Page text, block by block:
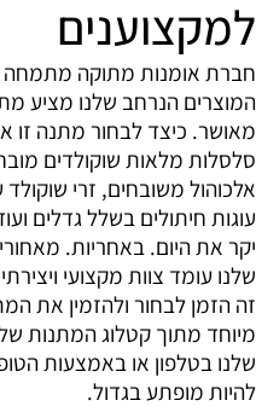
למקצוענים
חברת אומנות מתוקה מתמחה
המוצרים הנרחב שלנו מציע
מאושר. כיצד לבחור מתנה זו
סלסלות מלאות שוקולדים
אלכוהול משובחים, זרי שוקולד
עוגות חיתולים בשלל גדלים
יקר את היום. באחריות.
שלנו עומד צוות מקצועי
זה הזמן לבחור ולהזמין את
מיוחד מתוך קטלוג המתנות
שלנו בטלפון או באמצעות
להיות מופתע בגדול.